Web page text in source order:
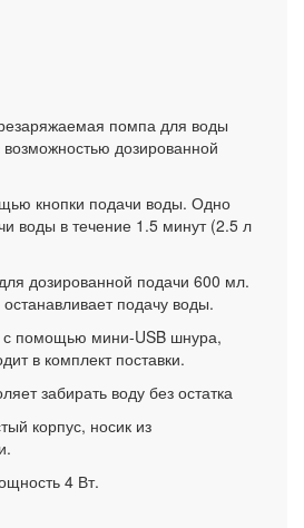
помпа для воды
дозированной
кнопки подачи воды. Одно
воды в течение 1.5 минут (2.5 л
дозированной подачи 600 мл.
подачу воды.
с помощью мини-USB шнура,
в комплект поставки.
забирать воду без остатка
корпус, носик из
4 Вт.